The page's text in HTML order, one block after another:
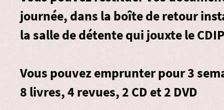
journée, dans la boîte de retour
la salle de détente qui jouxte le
Vous pouvez emprunter pour 3
8 livres, 4 revues, 2 CD et 2 DVD